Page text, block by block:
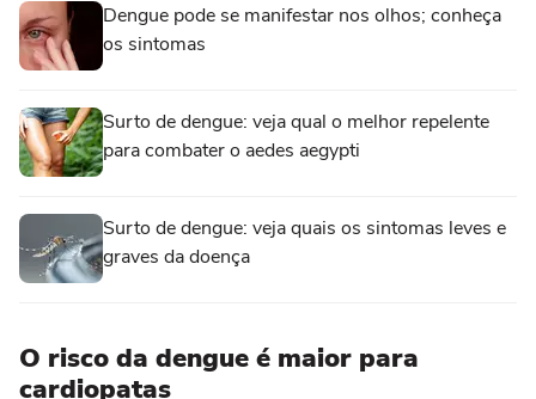
Dengue pode se manifestar nos olhos; conheça
os sintomas
Surto de dengue: veja qual o melhor repelente
para combater o aedes aegypti
Surto de dengue: veja quais os sintomas leves e
graves da doença
O risco da dengue é maior para
cardiopatas